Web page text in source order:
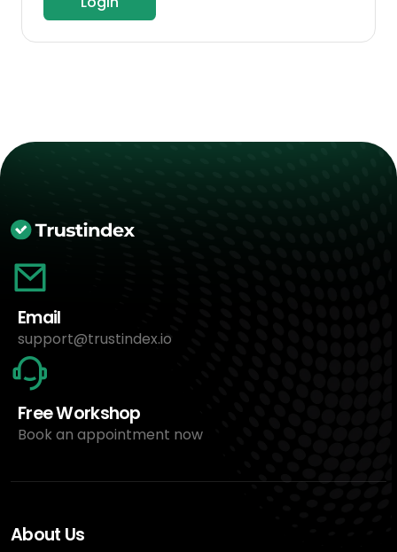
Email
support@trustindex.io
Free Workshop
Book an appointment now
About Us